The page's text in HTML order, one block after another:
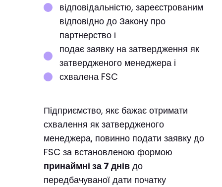
відповідальністю, зареєстрованим
відповідно до Закону про
партнерство і
подає заявку на затвердження як
затвердженого менеджера і
схвалена FSC
Підприємство, якє бажає отримати
схвалення як затвердженого
менеджера, повинно подати заявку до
FSC за встановленою формою
принаймні за 7 днів до
передбачуваної дати початку